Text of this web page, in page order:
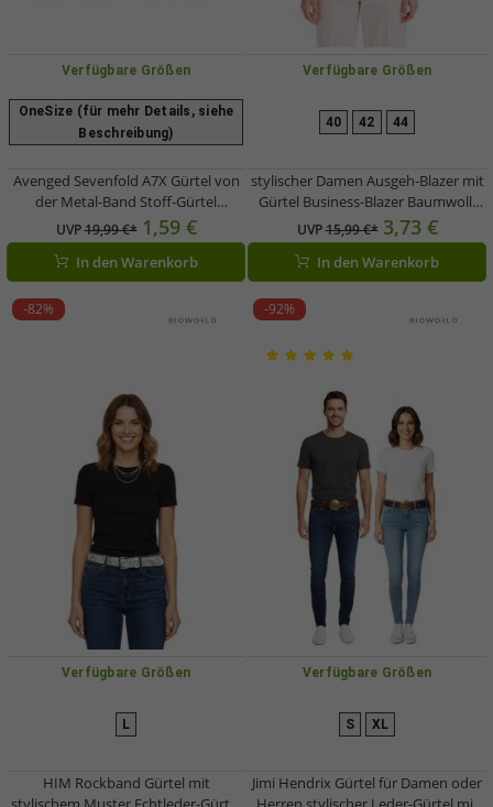
Verfügbare Größen
OneSize (für mehr Details, siehe
Beschreibung)
Avenged Sevenfold A7X Gürtel von
der Metal-Band Stoff-Gürtel
Totenkopf mit Stahlhelm und
Fledermausflügel Alltags-Gürtel für
Damen und Herren ca. 126cm mit
Band-Schriftzug BT111786ASF0 Oliv-
UVP19,99 €* 1,59 €
In den Warenkorb
Verfügbare Größen
40 42 44
stylischer Damen Ausgeh-Blazer mit
Gürtel Business-Blazer Baumwoll-
Blazer 959825 Rosa
UVP15,99 €* 3,73 €
In den Warenkorb
-82%
Verfügbare Größen
L
HIM Rockband Gürtel mit
-92%
Verfügbare Größen
S XL
Jimi Hendrix Gürtel für Damen oder